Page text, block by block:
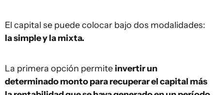
El capital se puede colocar bajo dos modalidades:
la simple y la mixta.
La primera opción permite invertir un
determinado monto para recuperar el capital más